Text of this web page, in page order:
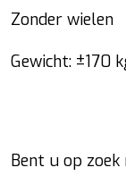
Zonder wielen
Gewicht: ±170
Bent u op zoek